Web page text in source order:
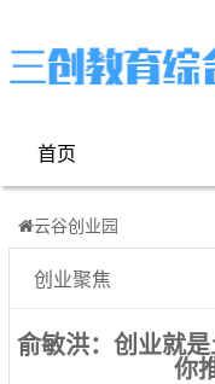
首页
云谷创业园
创业聚焦
俞敏洪：创业就
你